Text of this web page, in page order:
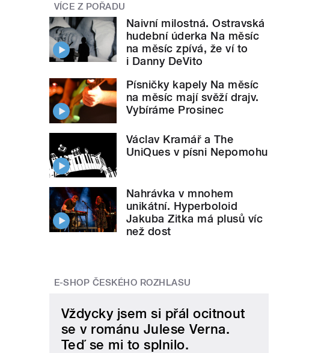
VÍCE Z POŘADU
Naivní milostná. Ostravská
hudební úderka Na měsíc
na měsíc zpívá, že ví to
i Danny DeVito
Písničky kapely Na měsíc
na měsíc mají svěží drajv.
Vybíráme Prosinec
Václav Kramář a The
UniQues v písni Nepomohu
Nahrávka v mnohem
unikátní. Hyperboloid
Jakuba Zitka má plusů víc
než dost
E-SHOP ČESKÉHO ROZHLASU
Vždycky jsem si přál ocitnout
se v románu Julese Verna.
Teď se mi to splnilo.